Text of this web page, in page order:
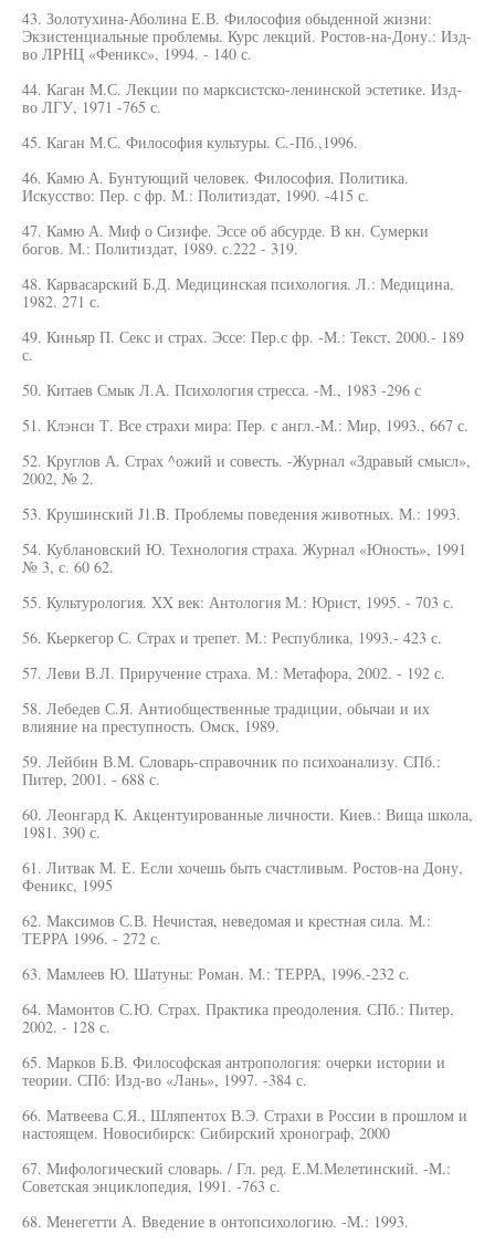
43. Золотухина-Аболина Е.В. Философия обыденной жизни:
Экзистенциальные проблемы. Курс лекций. Ростов-на-Дону.: Изд-
во ЛРНЦ «Феникс», 1994. - 140 с.
44. Каган М.С. Лекции по марксистско-ленинской эстетике. Изд-
во ЛГУ, 1971 -765 с.
45. Каган М.С. Философия культуры. С.-Пб.,1996.
46. Камю А. Бунтующий человек. Философия. Политика.
Искусство: Пер. с фр. М.: Политиздат, 1990. -415 с.
47. Камю А. Миф о Сизифе. Эссе об абсурде. В кн. Сумерки
богов. М.: Политиздат, 1989. с.222 - 319.
48. Карвасарский Б.Д. Медицинская психология. Л.: Медицина,
1982. 271 с.
49. Киньяр П. Секс и страх. Эссе: Пер.с фр. -М.: Текст, 2000.- 189
с.
50. Китаев Смык Л.А. Психология стресса. -М., 1983 -296 с
51. Клэнси Т. Все страхи мира: Пер. с англ.-М.: Мир, 1993., 667 с.
52. Круглов А. Страх ^ожий и совесть. -Журнал «Здравый смысл»,
2002, № 2.
53. Крушинский J1.B. Проблемы поведения животных. М.: 1993.
54. Кублановский Ю. Технология страха. Журнал «Юность», 1991
№ 3, с. 60 62.
55. Культурология. XX век: Антология М.: Юрист, 1995. - 703 с.
56. Кьеркегор С. Страх и трепет. М.: Республика, 1993.- 423 с.
57. Леви В.Л. Приручение страха. М.: Метафора, 2002. - 192 с.
58. Лебедев С.Я. Антиобщественные традиции, обычаи и их
влияние на преступность. Омск, 1989.
59. Лейбин В.М. Словарь-справочник по психоанализу. СПб.:
Питер, 2001. - 688 с.
60. Леонгард К. Акцентуированные личности. Киев.: Вища школа,
1981. 390 с.
61. Литвак М. Е. Если хочешь быть счастливым. Ростов-на Дону,
Феникс, 1995
62. Максимов С.В. Нечистая, неведомая и крестная сила. М.:
ТЕРРА 1996. - 272 с.
63. Мамлеев Ю. Шатуны: Роман. М.: ТЕРРА, 1996.-232 с.
64. Мамонтов С.Ю. Страх. Практика преодоления. СПб.: Питер,
2002. - 128 с.
65. Марков Б.В. Философская антропология: очерки истории и
теории. СПб: Изд-во «Лань», 1997. -384 с.
66. Матвеева С.Я., Шляпентох В.Э. Страхи в России в прошлом и
настоящем. Новосибирск: Сибирский хронограф, 2000
67. Мифологический словарь. / Гл. ред. Е.М.Мелетинский. -М.:
Советская энциклопедия, 1991. -763 с.
68. Менегетти А. Введение в онтопсихологию. -М.: 1993.